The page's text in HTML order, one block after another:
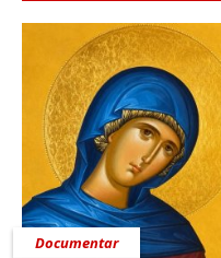
Documentar